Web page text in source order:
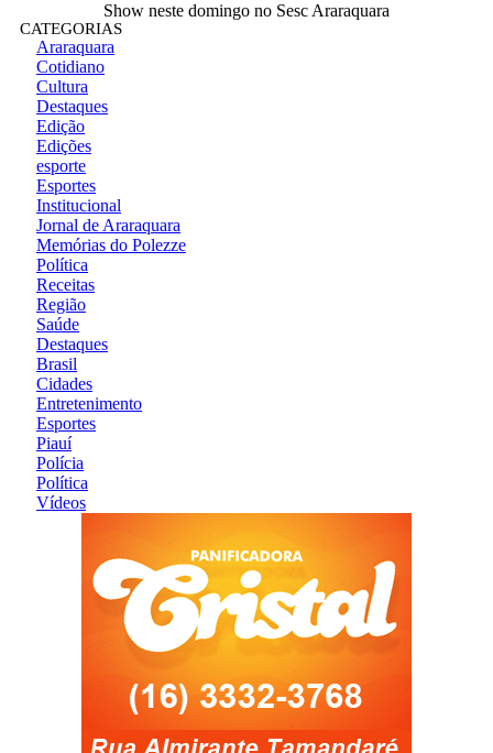
Show neste domingo no Sesc Araraquara
CATEGORIAS
Araraquara
Cotidiano
Cultura
Destaques
Edição
Edições
esporte
Esportes
Institucional
Jornal de Araraquara
Memórias do Polezze
Política
Receitas
Região
Saúde
Destaques
Brasil
Cidades
Entretenimento
Esportes
Piauí
Polícia
Política
Vídeos